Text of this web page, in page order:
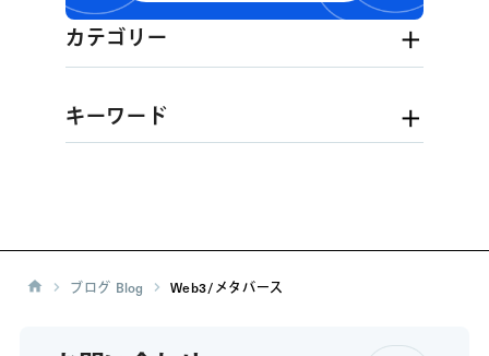
カテゴリー
キーワード
ブログ Blog Web3/メタバース